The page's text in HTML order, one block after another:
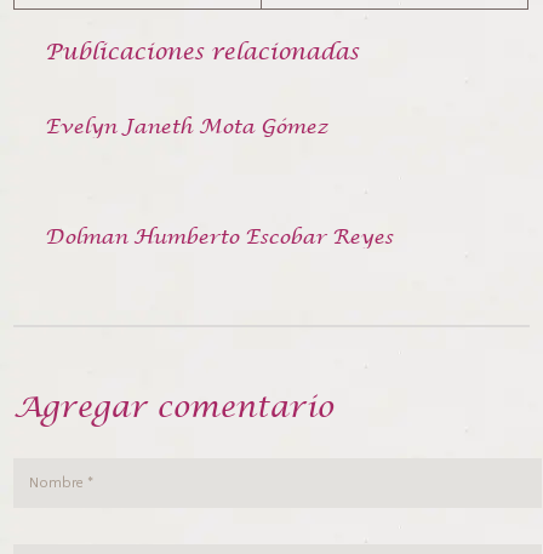
Publicaciones relacionadas
Evelyn Janeth Mota Gómez
Dolman Humberto Escobar Reyes
Agregar comentario